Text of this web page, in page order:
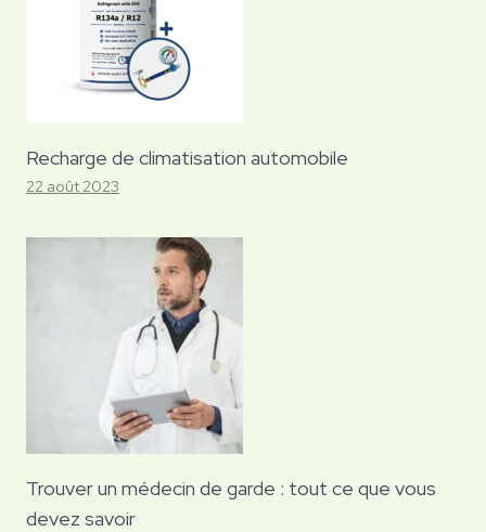
Recharge de climatisation automobile
22 août 2023
Trouver un médecin de garde : tout ce que vous
devez savoir